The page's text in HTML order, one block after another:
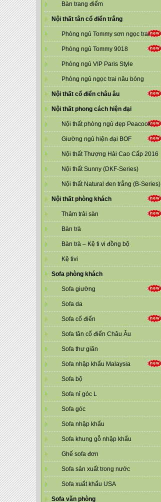
Bàn trang điểm
Nội thất tân cổ điển trắng
Phòng ngủ Tommy sơn ngọc trai
Phòng ngủ Tommy 9018
Phòng ngủ VIP Paris Style
Phòng ngủ ngọc trai nâu bóng
Nội thất cổ điển châu âu
Nội thất phong cách hiện đại
Nội thất phòng ngủ đẹp Peacook
Giường ngủ hiện đại BOF
Nội thất Thượng Hải Cao Cấp 2016
Nội thất Sunny (DKF-Series)
Nội thất Natural đen trắng (B-Series)
Nội thất phòng khách
Thảm trải sàn
Bàn trà
Bàn trà – Kệ ti vi đồng bộ
Kệ tivi
Sofa phòng khách
Sofa giường
Sofa da
Sofa cổ điển
Sofa tân cổ điển Châu Âu
Sofa thư giãn
Sofa nhập khẩu Malaysia
Sofa bộ
Sofa nỉ góc L
Sofa góc
Sofa nhập khẩu
Sofa khung gỗ nhập khẩu
Ghế sofa đơn
Sofa sản xuất trong nước
Sofa xuất khẩu USA
Sofa văn phòng